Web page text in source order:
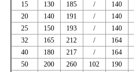
15
130 185 / 140
20
140 191 / 140
25
150 193 / 140
32
165 212 / 164
40
180 217 / 164
50
200 260 102 190